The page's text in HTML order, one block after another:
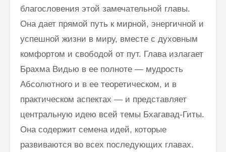
благословения этой замечательной главы.
Она дает прямой путь к мирной, энергичной и
успешной жизни в миру, вместе с духовным
комфортом и свободой от пут. Глава излагает
Брахма Видью в ее полноте — мудрость
Абсолютного и в ее теоретическом, и в
практическом аспектах — и представляет
центральную идею всей темы Бхагавад-Гиты.
Она содержит семена идей, которые
развиваются во всех последующих главах.